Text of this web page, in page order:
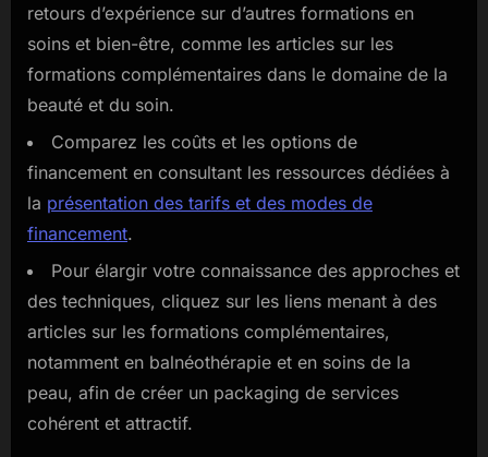
retours d’expérience sur d’autres formations en
soins et bien-être, comme les articles sur les
formations complémentaires dans le domaine de la
beauté et du soin.
Comparez les coûts et les options de
financement en consultant les ressources dédiées à
la présentation des tarifs et des modes de
financement.
Pour élargir votre connaissance des approches et
des techniques, cliquez sur les liens menant à des
articles sur les formations complémentaires,
notamment en balnéothérapie et en soins de la
peau, afin de créer un packaging de services
cohérent et attractif.